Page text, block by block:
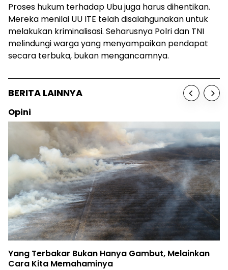
Proses hukum terhadap Ubu juga harus dihentikan.
Mereka menilai UU ITE telah disalahgunakan untuk
melakukan kriminalisasi. Seharusnya Polri dan TNI
melindungi warga yang menyampaikan pendapat
secara terbuka, bukan mengancamnya.
BERITA LAINNYA
Opini
Yang Terbakar Bukan Hanya Gambut, Melainkan
Cara Kita Memahaminya